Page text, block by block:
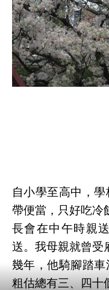
自小學至高中，
帶便當，只好吃冷
長會在中午時親
送。我母親就曾受
幾年，他騎腳踏車
粗估總有三、四十